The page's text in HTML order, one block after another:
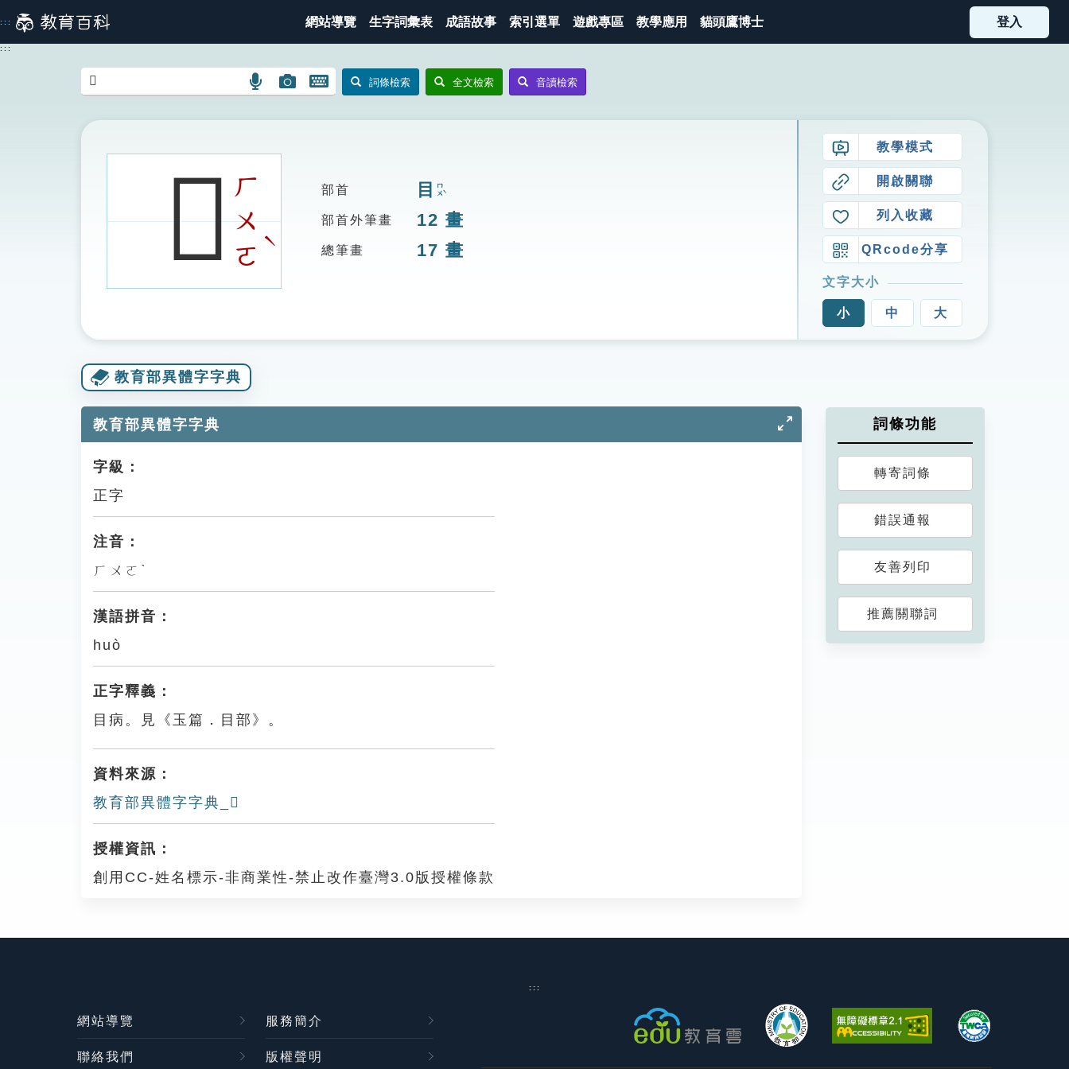
到
主
::: 網站導覽 生字詞彙表 成語故事 索引選單 遊戲專區 教學應用 貓頭鷹博士 登入
:::
語
搜
圖
示
圖
搜
開
鍵
詞條檢索 全文檢索 音讀檢索
𥊮ㄏ
ㄨ
ㄛ
ˋ
部首 目 ㄇㄨˋ
部首外筆畫 12 畫
總筆畫 17 畫
教學模式
開啟關聯
列入收藏
QRcode分享
文字大小
小 中 大
教育部異體字字典
教育部異體字字典
字級：
正字
注音：
ㄏㄨㄛˋ
漢語拼音：
huò
正字釋義：
目病。見《玉篇．目部》。
資料來源：
教育部異體字字典_𥊮
授權資訊：
創用CC-姓名標示-非商業性-禁止改作臺灣3.0版授權條款
詞條功能
轉寄詞條
錯誤通報
友善列印
推薦關聯詞
:::
網站導覽 服務簡介
聯絡我們 版權聲明